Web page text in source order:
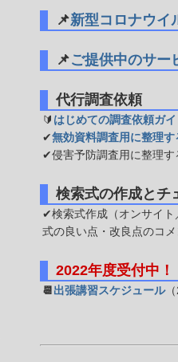
📌新型コロナウイ
📌ご提供中のサー
代行調査依頼
🔰 はじめての調査依頼ガ
✔無効資料調査用に整理
✔侵害予防調査用に整理す
検索式の作成とチ
✔検索式作成（オンサイト
式の良い点・改良点のコ
2022年度受付中！
📆 出張講習スケジュール